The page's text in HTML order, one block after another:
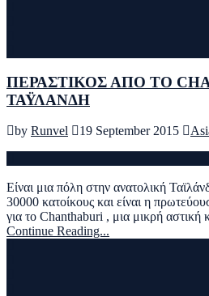
ΠΕΡΑΣΤΙΚΟΣ ΑΠΟ ΤΟ
ΤΑΫΛΑΝΔΗ
by Runvel 19 September 2015
Είναι μια πόλη στην ανατολική
30000 κατοίκους και είναι η
για το Chanthaburi , μια μικρή αστική
Continue Reading...